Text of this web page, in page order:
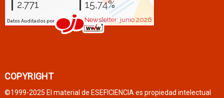
COPYRIGHT
©1999-2025 El material de ESEFICIENCIA es propiedad intelectual